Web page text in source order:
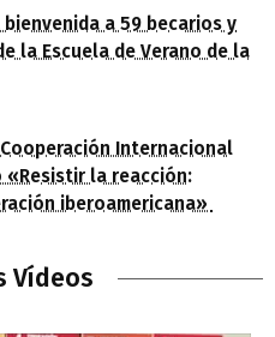
bienvenida a 59 becarios y
la Escuela de Verano de la
Internacional
«Resistir la reacción:
iberoamericana»
Vídeos